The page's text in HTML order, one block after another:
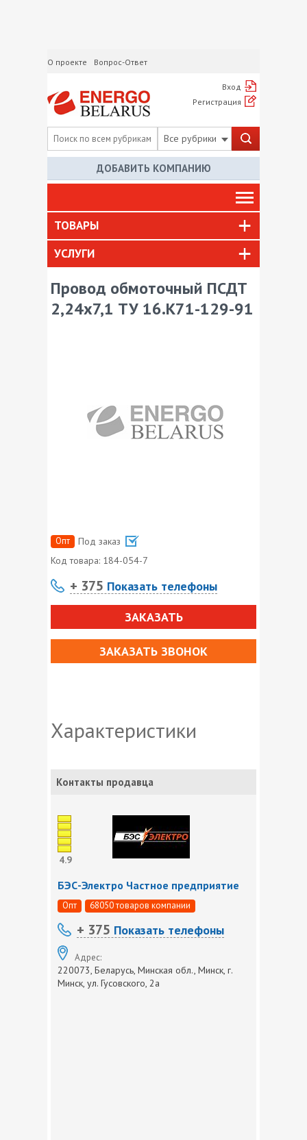
О проекте Вопрос-Ответ
Вход
Регистрация
Все рубрики
ДОБАВИТЬ КОМПАНИЮ
ТОВАРЫ
УСЛУГИ
Провод обмоточный ПСДТ
2,24х7,1 ТУ 16.К71-129-91
Опт
Под заказ
Код товара: 184-054-7
+ 375 Показать телефоны
ЗАКАЗАТЬ
ЗАКАЗАТЬ ЗВОНОК
Характеристики
Контакты продавца
4.9
БЭС-Электро Частное предприятие
Опт 68050 товаров компании
+ 375 Показать телефоны
Адрес:
220073, Беларусь, Минская обл., Минск, г.
Минск, ул. Гусовского, 2а